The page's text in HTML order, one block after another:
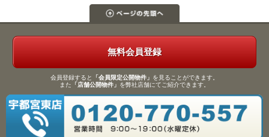
無料会員登録
会員登録すると 「会員限定公開物件」 を見ることができます。
また 「店舗公開物件」 を弊社店舗にてご紹介できます。